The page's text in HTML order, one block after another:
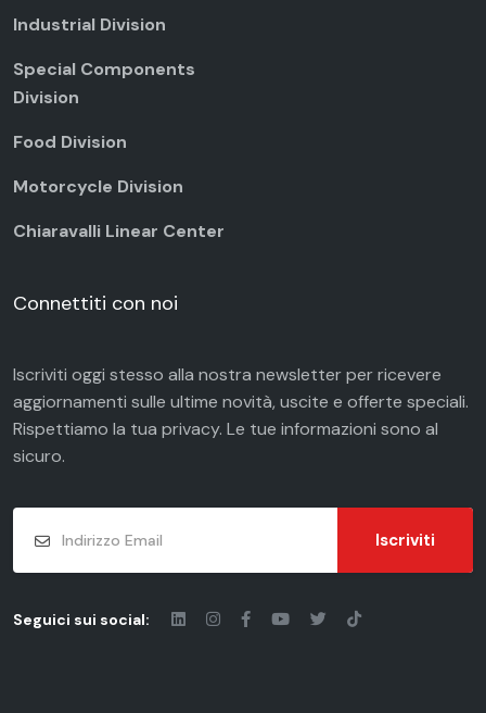
Industrial Division
Special Components
Division
Food Division
Motorcycle Division
Chiaravalli Linear Center
Connettiti con noi
Iscriviti oggi stesso alla nostra newsletter per ricevere
aggiornamenti sulle ultime novità, uscite e offerte speciali.
Rispettiamo la tua privacy. Le tue informazioni sono al
sicuro.
Iscriviti
Seguici sui social: